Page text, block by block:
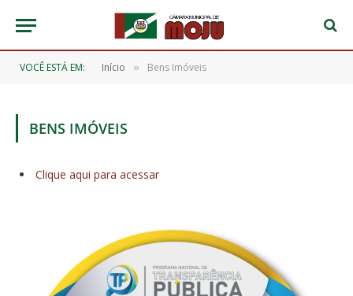
VOCÊ ESTÁ EM: Início » Bens Imóveis
BENS IMÓVEIS
Clique aqui para acessar